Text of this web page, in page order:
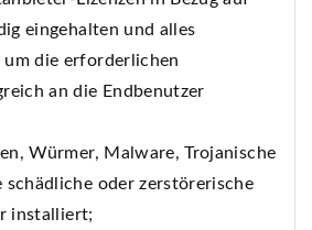
eingehalten und alles
die erforderlichen
an die Endbenutzer
Würmer, Malware, Trojanische
schädliche oder zerstörerische
installiert;